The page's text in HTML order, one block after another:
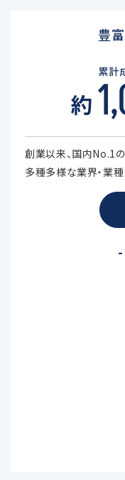
豊
創業以来、国内No.1
多種多様な業界・業種